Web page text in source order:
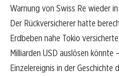
Warnung von Swiss Re wieder
Der Rückversicherer hatte
Erdbeben nahe Tokio
Milliarden USD auslösen
Einzelereignis in der Geschichte